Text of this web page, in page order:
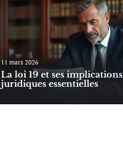
11 mars 2026
La loi 19 et ses implications
juridiques essentielles